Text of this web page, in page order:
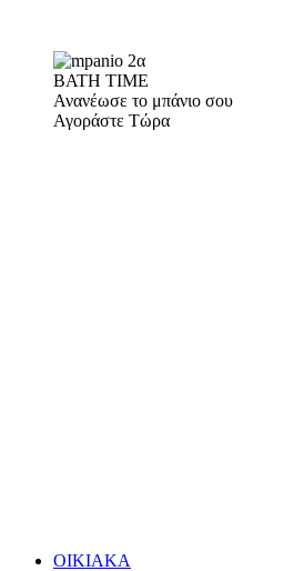
BATH TIME
Ανανέωσε το μπάνιο σου
Αγοράστε Τώρα
ΟΙΚΙΑΚΑ